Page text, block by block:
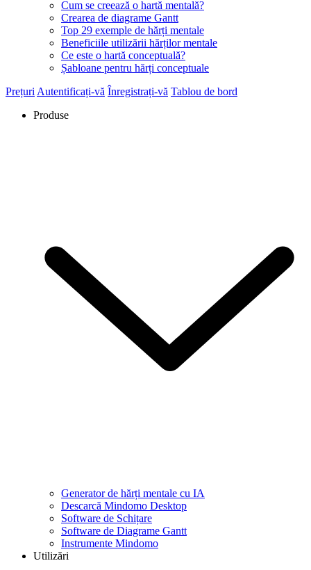
Cum se creează o hartă mentală?
Crearea de diagrame Gantt
Top 29 exemple de hărți mentale
Beneficiile utilizării hărților mentale
Ce este o hartă conceptuală?
Șabloane pentru hărți conceptuale
Prețuri Autentificați-vă Înregistrați-vă Tablou de bord
Produse
Generator de hărți mentale cu IA
Descarcă Mindomo Desktop
Software de Schițare
Software de Diagrame Gantt
Instrumente Mindomo
Utilizări